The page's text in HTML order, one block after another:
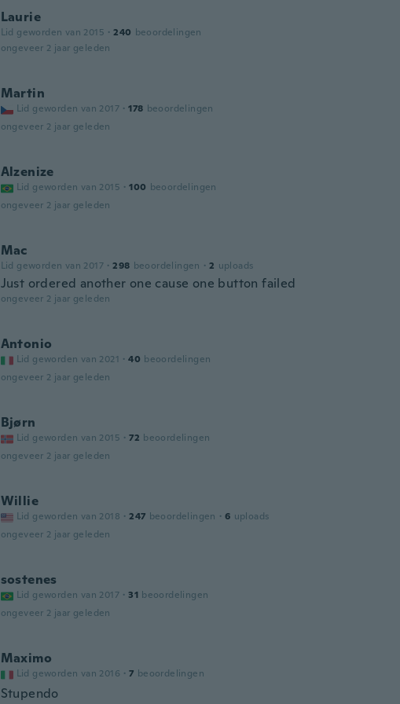
Laurie
Lid geworden van 2015 · 240 beoordelingen
ongeveer 2 jaar geleden
Martin
Lid geworden van 2017 · 178 beoordelingen
ongeveer 2 jaar geleden
Alzenize
Lid geworden van 2015 · 100 beoordelingen
ongeveer 2 jaar geleden
Mac
Lid geworden van 2017 · 298 beoordelingen · 2 uploads
Just ordered another one cause one button failed
ongeveer 2 jaar geleden
Antonio
Lid geworden van 2021 · 40 beoordelingen
ongeveer 2 jaar geleden
Bjørn
Lid geworden van 2015 · 72 beoordelingen
ongeveer 2 jaar geleden
Willie
Lid geworden van 2018 · 247 beoordelingen · 6 uploads
ongeveer 2 jaar geleden
sostenes
Lid geworden van 2017 · 31 beoordelingen
ongeveer 2 jaar geleden
Maximo
Lid geworden van 2016 · 7 beoordelingen
Stupendo